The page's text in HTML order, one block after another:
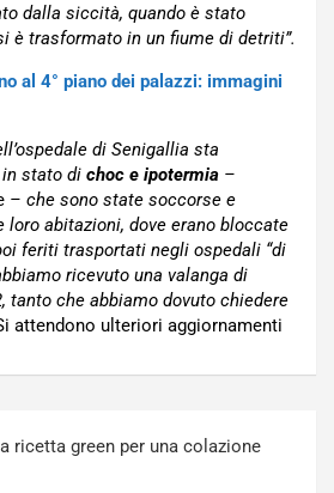
dalla siccità, quando è stato
è trasformato in un fiume di detriti”.
al 4° piano dei palazzi: immagini
di Senigallia sta
stato di choc e ipotermia –
– che sono state soccorse e
abitazioni, dove erano bloccate
feriti trasportati negli ospedali “di
ricevuto una valanga di
tanto che abbiamo dovuto chiedere
attendono ulteriori aggiornamenti
ricetta green per una colazione